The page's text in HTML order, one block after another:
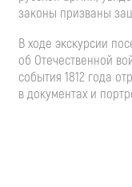
законы призваны
В ходе экскурсии
об Отечественной
события 1812 года
в документах и